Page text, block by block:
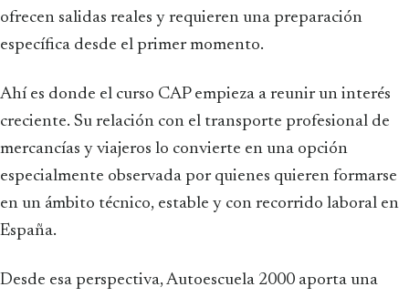
ofrecen salidas reales y requieren una preparación
específica desde el primer momento.
Ahí es donde el curso CAP empieza a reunir un interés
creciente. Su relación con el transporte profesional de
mercancías y viajeros lo convierte en una opción
especialmente observada por quienes quieren formarse
en un ámbito técnico, estable y con recorrido laboral en
España.
Desde esa perspectiva, Autoescuela 2000 aporta una